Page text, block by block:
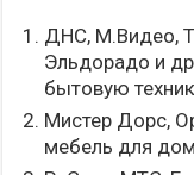
ДНС, М.Видео,
Эльдорадо и
бытовую
Мистер Дорс,
мебель для